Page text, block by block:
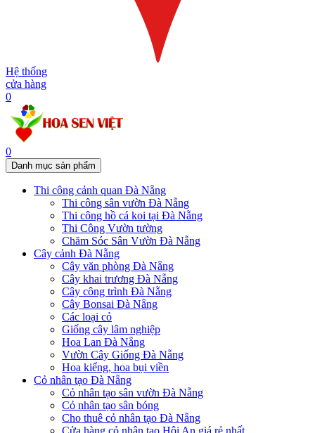
Hệ thống
cửa hàng
0
0
Danh mục sản phẩm
Thi công cảnh quan Đà Nẵng
Thi công sân vườn Đà Nẵng
Thi công hồ cá koi tại Đà Nẵng
Thi Công Vườn tường
Chăm Sóc Sân Vườn Đà Nẵng
Cây cảnh Đà Nẵng
Cây văn phòng Đà Nẵng
Cây khai trương Đà Nẵng
Cây công trình Đà Nẵng
Cây Bonsai Đà Nẵng
Các loại cỏ
Giống cây lâm nghiệp
Hoa Lan Đà Nẵng
Vườn Cây Giống Đà Nẵng
Hoa kiểng, hoa bụi viền
Cỏ nhân tạo Đà Nẵng
Cỏ nhân tạo sân vườn Đà Nẵng
Cỏ nhân tạo sân bóng
Cho thuê cỏ nhân tạo Đà Nẵng
Cửa hàng cỏ nhân tạo Hội An giá rẻ nhất